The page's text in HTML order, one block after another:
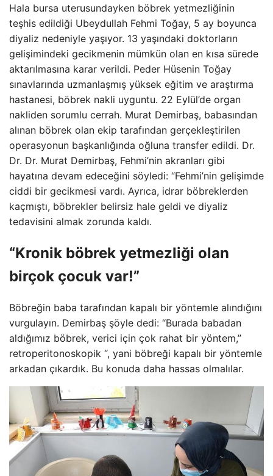
Hala bursa uterusundayken böbrek yetmezliğinin
teşhis edildiği Ubeydullah Fehmi Toğay, 5 ay boyunca
diyaliz nedeniyle yaşıyor. 13 yaşındaki doktorların
gelişimindeki gecikmenin mümkün olan en kısa sürede
aktarılmasına karar verildi. Peder Hüsenin Toğay
sınavlarında uzmanlaşmış yüksek eğitim ve araştırma
hastanesi, böbrek nakli uyguntu. 22 Eylül’de organ
nakliden sorumlu cerrah. Murat Demirbaş, babasından
alınan böbrek olan ekip tarafından gerçekleştirilen
operasyonun başkanlığında oğluna transfer edildi. Dr.
Dr. Dr. Murat Demirbaş, Fehmi’nin akranları gibi
hayatına devam edeceğini söyledi: “Fehmi’nin gelişimde
ciddi bir gecikmesi vardı. Ayrıca, idrar böbreklerden
kaçmıştı, böbrekler belirsiz hale geldi ve diyaliz
tedavisini almak zorunda kaldı.
“Kronik böbrek yetmezliği olan
birçok çocuk var!”
Böbreğin baba tarafından kapalı bir yöntemle alındığını
vurgulayın. Demirbaş şöyle dedi: “Burada babadan
aldığımız böbrek, verici için çok rahat bir yöntem,”
retroperitonoskopik “, yani böbreği kapalı bir yöntemle
arkadan çıkardık. Bu konuda daha hassas olmalılar.